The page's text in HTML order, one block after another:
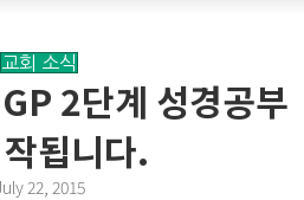
교회 소식
2단계 성경공부
됩니다.
22, 2015